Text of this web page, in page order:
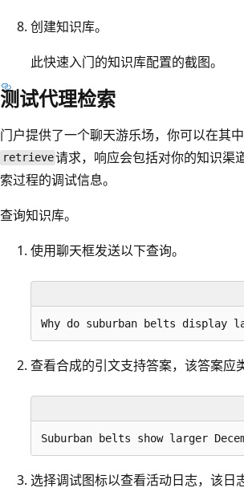
创建知识库。
此快速入门的知识库配置的截图。
测试代理检索
门户提供了一个聊天游乐场，你可以在其
retrieve请求，响应会包括对你的知识渠
索过程的调试信息。
查询知识库。
使用聊天框发送以下查询。
查看合成的引文支持答案，该答案应
选择调试图标以查看活动日志，该日